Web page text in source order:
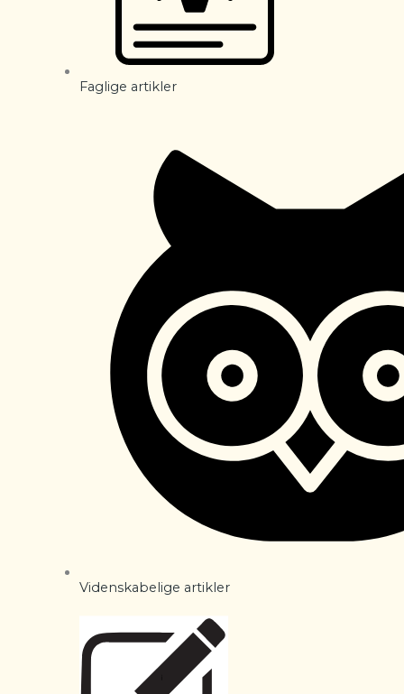
Faglige artikler
Videnskabelige artikler